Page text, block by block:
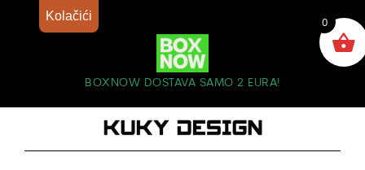
BOXNOW DOSTAVA SAMO 2 EURA!
0
Kolačići